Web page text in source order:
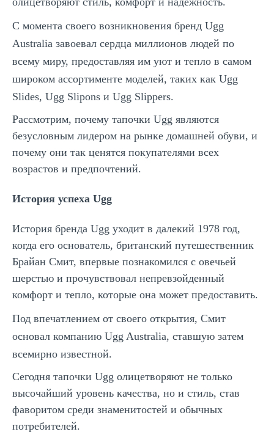
С момента своего возникновения бренд Ugg
Australia завоевал сердца миллионов людей по
всему миру, предоставляя им уют и тепло в самом
широком ассортименте моделей, таких как Ugg
Slides, Ugg Slipons и Ugg Slippers.
Рассмотрим, почему тапочки Ugg являются
безусловным лидером на рынке домашней обуви, и
почему они так ценятся покупателями всех
возрастов и предпочтений.
История успеха Ugg
История бренда Ugg уходит в далекий 1978 год,
когда его основатель, британский путешественник
Брайан Смит, впервые познакомился с овечьей
шерстью и прочувствовал непревзойденный
комфорт и тепло, которые она может предоставить.
Под впечатлением от своего открытия, Смит
основал компанию Ugg Australia, ставшую затем
всемирно известной.
Сегодня тапочки Ugg олицетворяют не только
высочайший уровень качества, но и стиль, став
фаворитом среди знаменитостей и обычных
потребителей.